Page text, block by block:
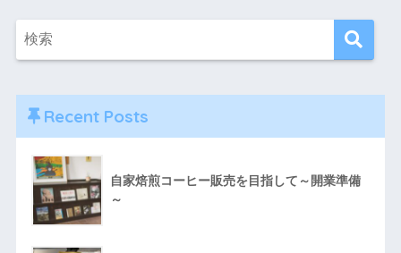
Recent Posts
自家焙煎コーヒー販売を目指して～開業準備
～